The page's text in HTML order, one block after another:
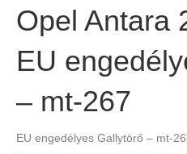
Opel Antara
EU
– mt-267
EU engedélyes Gallytörő – mt-